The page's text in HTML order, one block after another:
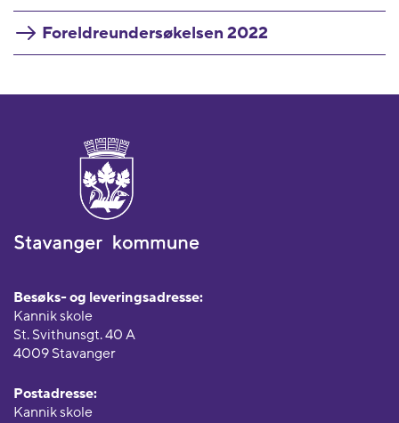
Foreldreundersøkelsen 2022
Besøks- og leveringsadresse:
Kannik skole
St. Svithunsgt. 40 A
4009 Stavanger
Postadresse:
Kannik skole